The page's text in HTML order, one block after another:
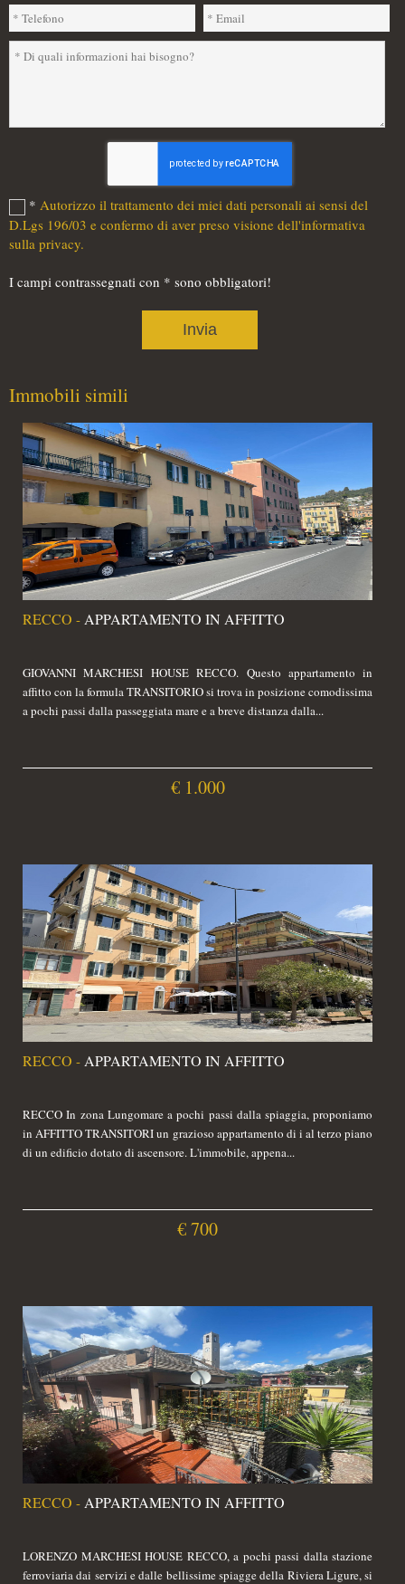
* Autorizzo il trattamento dei miei dati personali ai sensi del
D.Lgs 196/03 e confermo di aver preso visione dell'informativa
sulla privacy.
I campi contrassegnati con * sono obbligatori!
Immobili simili
RECCO - APPARTAMENTO IN AFFITTO
GIOVANNI MARCHESI HOUSE RECCO. Questo appartamento in
affitto con la formula TRANSITORIO si trova in posizione comodissima
a pochi passi dalla passeggiata mare e a breve distanza dalla...
€ 1.000
RECCO - APPARTAMENTO IN AFFITTO
RECCO In zona Lungomare a pochi passi dalla spiaggia, proponiamo
in AFFITTO TRANSITORI un grazioso appartamento di i al terzo piano
di un edificio dotato di ascensore. L'immobile, appena...
€ 700
RECCO - APPARTAMENTO IN AFFITTO
LORENZO MARCHESI HOUSE RECCO, a pochi passi dalla stazione
ferroviaria dai servizi e dalle bellissime spiagge della Riviera Ligure, si